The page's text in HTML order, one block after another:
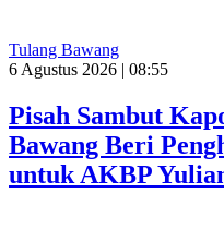
Tulang Bawang
6 Agustus 2026 | 08:55
Pisah Sambut
Bawang Beri
untuk AKBP